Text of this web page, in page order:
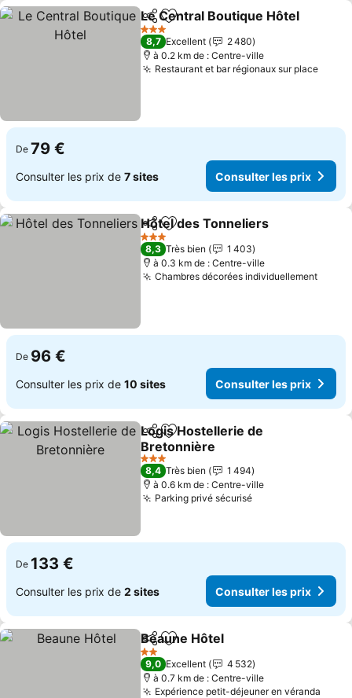
PartagerAjouter à mes favoris
Le Central Boutique Hôtel
3 Étoiles
8,7 Excellent
2 480
à 0.2 km de : Centre-ville
Restaurant et bar régionaux sur place
De 79 €
Consulter les prix de 7 sites Consulter les prix
PartagerAjouter à mes favoris
Hôtel des Tonneliers
3 Étoiles
8,3 Très bien
1 403
à 0.3 km de : Centre-ville
Chambres décorées individuellement
De 96 €
Consulter les prix de 10 sites Consulter les prix
PartagerAjouter à mes favoris
Logis Hostellerie de
Bretonnière
Consulter les prix
3 Étoiles
8,4 Très bien
1 494
à 0.6 km de : Centre-ville
Parking privé sécuriséConsulter les
De 133 €
Consulter les prix de 2 sites Consulter les prix
PartagerAjouter à mes favoris
Beaune Hôtel
2 Étoiles
9,0 Excellent
4 532
à 0.7 km de : Centre-ville
Expérience petit-déjeuner en véranda